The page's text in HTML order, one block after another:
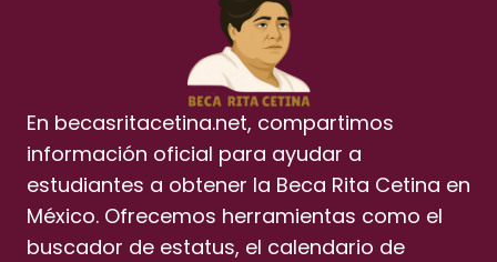
En becasritacetina.net, compartimos
información oficial para ayudar a
estudiantes a obtener la Beca Rita Cetina en
México. Ofrecemos herramientas como el
buscador de estatus, el calendario de